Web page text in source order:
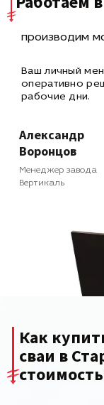
производим
Ваш личный
оперативно
рабочие дни.
Александр
Воронцов
Менеджер завода
Вертикаль
Как
сваи в